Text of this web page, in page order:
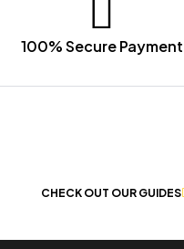
100% Secure Payment
CHECK OUT OUR GUIDES